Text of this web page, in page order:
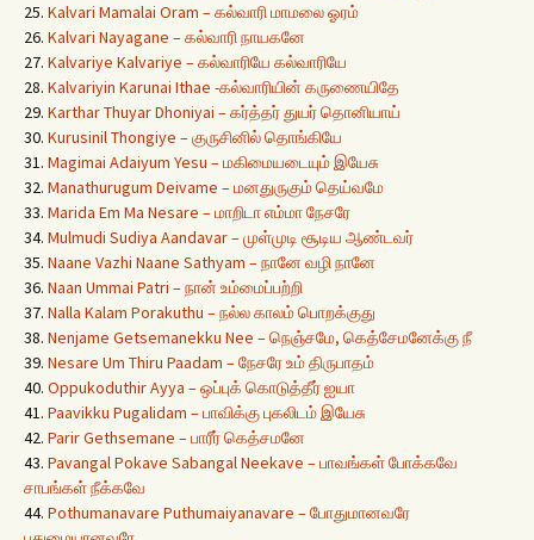
25. Kalvari Mamalai Oram – கல்வாரி மாமலை ஓரம்
26. Kalvari Nayagane – கல்வாரி நாயகனே
27. Kalvariye Kalvariye – கல்வாரியே கல்வாரியே
28. Kalvariyin Karunai Ithae -கல்வாரியின் கருணையிதே
29. Karthar Thuyar Dhoniyai – கர்த்தர் துயர் தொனியாய்
30. Kurusinil Thongiye – குருசினில் தொங்கியே
31. Magimai Adaiyum Yesu – மகிமையடையும் இயேசு
32. Manathurugum Deivame – மனதுருகும் தெய்வமே
33. Marida Em Ma Nesare – மாறிடா எம்மா நேசரே
34. Mulmudi Sudiya Aandavar – முள்முடி சூடிய ஆண்டவர்
35. Naane Vazhi Naane Sathyam – நானே வழி நானே
36. Naan Ummai Patri – நான் உம்மைப்பற்றி
37. Nalla Kalam Porakuthu – நல்ல காலம் பொறக்குது
38. Nenjame Getsemanekku Nee – நெஞ்சமே, கெத்சேமனேக்கு நீ
39. Nesare Um Thiru Paadam – நேசரே உம் திருபாதம்
40. Oppukoduthir Ayya – ஒப்புக் கொடுத்தீர் ஐயா
41. Paavikku Pugalidam – பாவிக்கு புகலிடம் இயேசு
42. Parir Gethsemane – பாரீர் கெத்சமனே
43. Pavangal Pokave Sabangal Neekave – பாவங்கள் போக்கவே
சாபங்கள் நீக்கவே
44. Pothumanavare Puthumaiyanavare – போதுமானவரே